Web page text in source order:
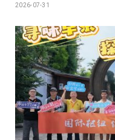
2026-07-31